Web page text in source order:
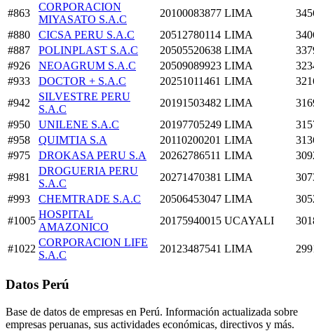
#863
CORPORACION
MIYASATO S.A.C
20100083877 LIMA
#880
CICSA PERU S.A.C 20512780114 LIMA
#887
POLINPLAST S.A.C 20505520638 LIMA
#926
NEOAGRUM S.A.C 20509089923 LIMA
#933
DOCTOR + S.A.C 20251011461 LIMA
#942
SILVESTRE PERU
S.A.C
20191503482 LIMA
#950
UNILENE S.A.C 20197705249 LIMA
#958
QUIMTIA S.A 20110200201 LIMA
#975
DROKASA PERU S.A 20262786511 LIMA
#981
DROGUERIA PERU
S.A.C
20271470381 LIMA
#993
CHEMTRADE S.A.C 20506453047 LIMA
#1005
HOSPITAL
AMAZONICO
20175940015 UCAYALI
#1022
CORPORACION LIFE
S.A.C
20123487541 LIMA
Datos Perú
Base de datos de empresas en Perú. Información actualizada sobre
empresas peruanas, sus actividades económicas, directivos y más.